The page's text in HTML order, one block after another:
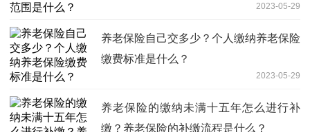
2023-05-29
养老保险自己交多少？个人缴纳养老保险
缴费标准是什么？
2023-05-29
养老保险的缴纳未满十五年怎么进行补
缴？养老保险的补缴流程是什么？